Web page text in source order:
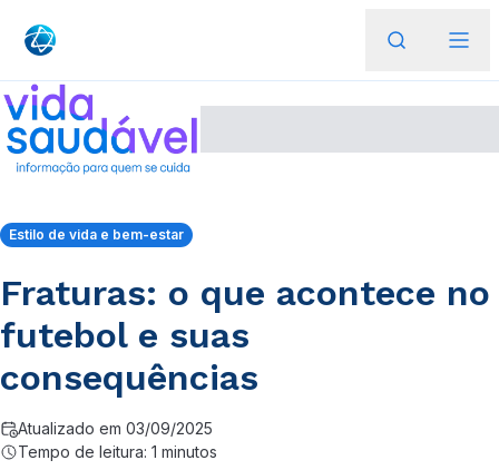
Estilo de vida e bem-estar
Fraturas: o que acontece no
futebol e suas
consequências
Atualizado em 03/09/2025
Tempo de leitura: 1 minutos